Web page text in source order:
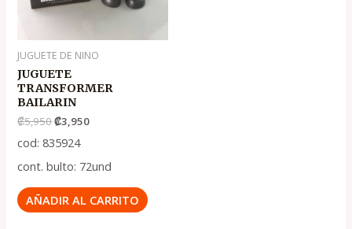
JUGUETE DE NINO
JUGUETE
TRANSFORMER
BAILARIN
₡5,950₡3,950
cod: 835924
cont. bulto: 72und
AÑADIR AL CARRITO